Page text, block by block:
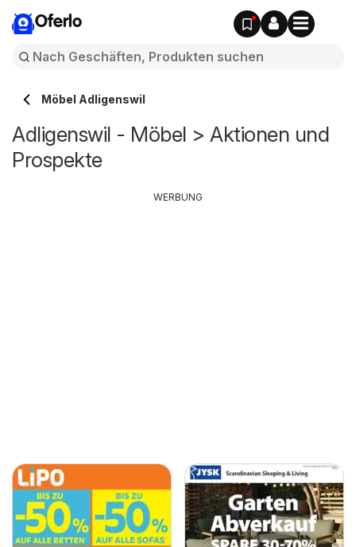
Oferlo
Möbel Adligenswil
Adligenswil - Möbel > Aktionen und
Prospekte
WERBUNG